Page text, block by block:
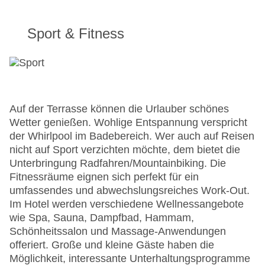
Sport & Fitness
Auf der Terrasse können die Urlauber schönes
Wetter genießen. Wohlige Entspannung verspricht
der Whirlpool im Badebereich. Wer auch auf Reisen
nicht auf Sport verzichten möchte, dem bietet die
Unterbringung Radfahren/Mountainbiking. Die
Fitnessräume eignen sich perfekt für ein
umfassendes und abwechslungsreiches Work-Out.
Im Hotel werden verschiedene Wellnessangebote
wie Spa, Sauna, Dampfbad, Hammam,
Schönheitssalon und Massage-Anwendungen
offeriert. Große und kleine Gäste haben die
Möglichkeit, interessante Unterhaltungsprogramme